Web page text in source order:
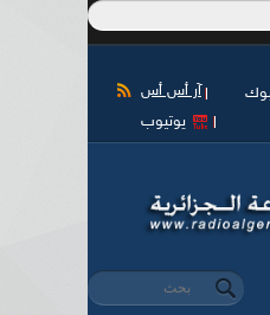
آر أس أس
يوتيوب
استمارة البحث
‏بحث ‏